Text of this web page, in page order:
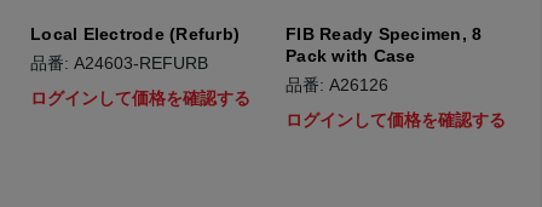
Local Electrode (Refurb)
品番: A24603-REFURB
ログインして価格を確認する
FIB Ready Specimen, 8
Pack with Case
品番: A26126
ログインして価格を確認する